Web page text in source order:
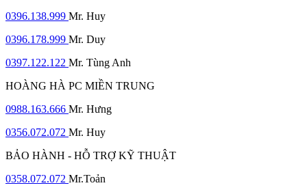
0396.138.999 Mr. Huy
0396.178.999 Mr. Duy
0397.122.122 Mr. Tùng Anh
HOÀNG HÀ PC MIỀN TRUNG
0988.163.666 Mr. Hưng
0356.072.072 Mr. Huy
BẢO HÀNH - HỖ TRỢ KỸ THUẬT
0358.072.072 Mr.Toản